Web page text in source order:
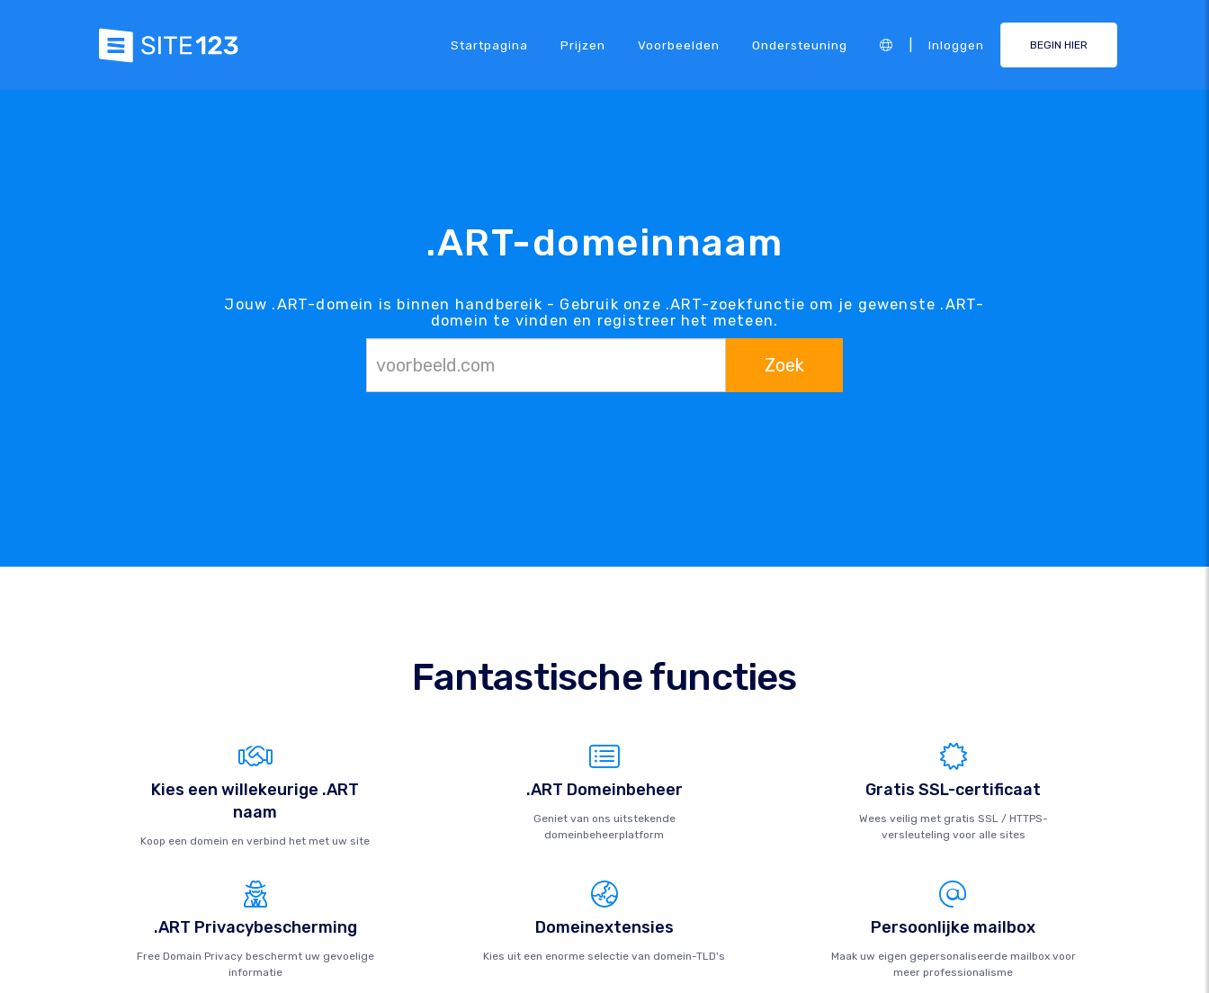
Startpagina Prijzen Voorbeelden Ondersteuning Inloggen BEGIN HIER
.ART-domeinnaam
Jouw .ART-domein is binnen handbereik - Gebruik onze .ART-zoekfunctie om je gewenste .ART-
domein te vinden en registreer het meteen.
Zoek
Fantastische functies
Kies een willekeurige .ART
naam
Koop een domein en verbind het met uw site
.ART Domeinbeheer
Geniet van ons uitstekende
domeinbeheerplatform
Gratis SSL-certificaat
Wees veilig met gratis SSL / HTTPS-
versleuteling voor alle sites
.ART Privacybescherming
Free Domain Privacy beschermt uw gevoelige
informatie
Domeinextensies
Kies uit een enorme selectie van domein-TLD's
Persoonlijke mailbox
Maak uw eigen gepersonaliseerde mailbox voor
meer professionalisme